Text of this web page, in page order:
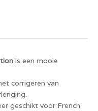
is een mooie
corrigeren van
geschikt voor French